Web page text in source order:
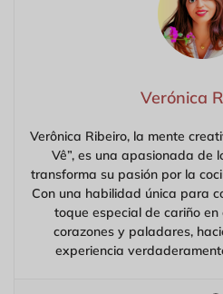
Verónica
Verônica Ribeiro, la mente
Vê”, es una apasionada de
transforma su pasión por la
Con una habilidad única para
toque especial de cariño
corazones y paladares,
experiencia